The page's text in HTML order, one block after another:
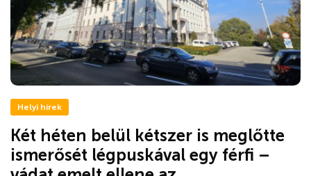
Helyi hírek
Két héten belül kétszer is meglőtte
ismerősét légpuskával egy férfi –